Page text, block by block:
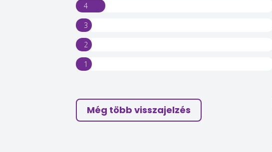
4
3
2
1
Még több visszajelzés